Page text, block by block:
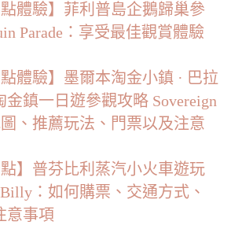
點體驗】菲利普島企鵝歸巢參
Parade：享受最佳觀賞體驗
點體驗】墨爾本淘金小鎮 · 巴拉
金鎮一日遊參觀攻略 Sovereign
、推薦玩法、門票以及注意
點】普芬比利蒸汽小火車遊玩
：如何購票、交通方式、
意事項